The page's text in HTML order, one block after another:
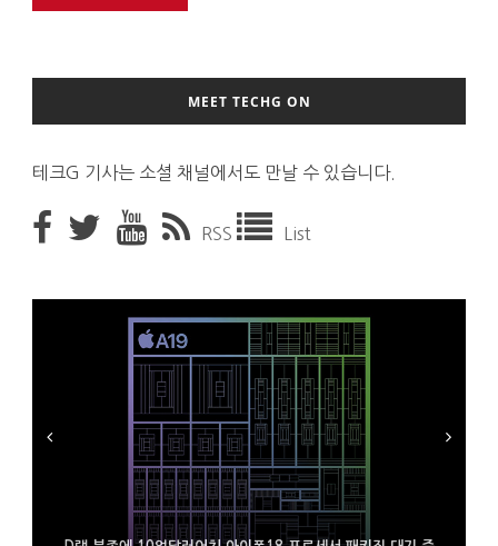
MEET TECHG ON
테크G 기사는 소셜 채널에서도 만날 수 있습니다.
RSS List